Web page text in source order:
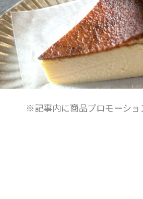
※記事内に商品プロモーショ